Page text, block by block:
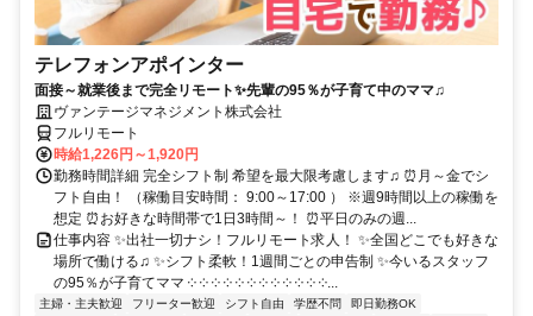
テレフォンアポインター
面接～就業後まで完全リモート✨先輩の95％が子育て中のママ♫
ヴァンテージマネジメント株式会社
フルリモート
時給1,226円～1,920円
勤務時間詳細 完全シフト制 希望を最大限考慮します♫ ⏰月～金でシ
フト自由！ （稼働目安時間： 9:00～17:00 ） ※週9時間以上の稼働を
想定 ⏰お好きな時間帯で1日3時間～！ ⏰平日のみの週...
仕事内容 ✨出社一切ナシ！フルリモート求人！ ✨全国どこでも好きな
場所で働ける♫ ✨シフト柔軟！1週間ごとの申告制 ✨今いるスタッフ
の95％が子育てママ ༶ ༶ ༶ ༶ ༶ ༶ ༶ ༶ ༶ ༶ ༶ ༶...
主婦・主夫歓迎 フリーター歓迎 シフト自由 学歴不問
即日勤務OK